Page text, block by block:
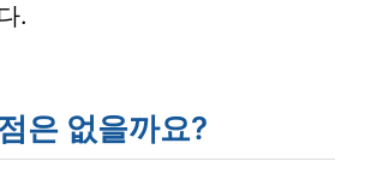
.
은 없을까요?